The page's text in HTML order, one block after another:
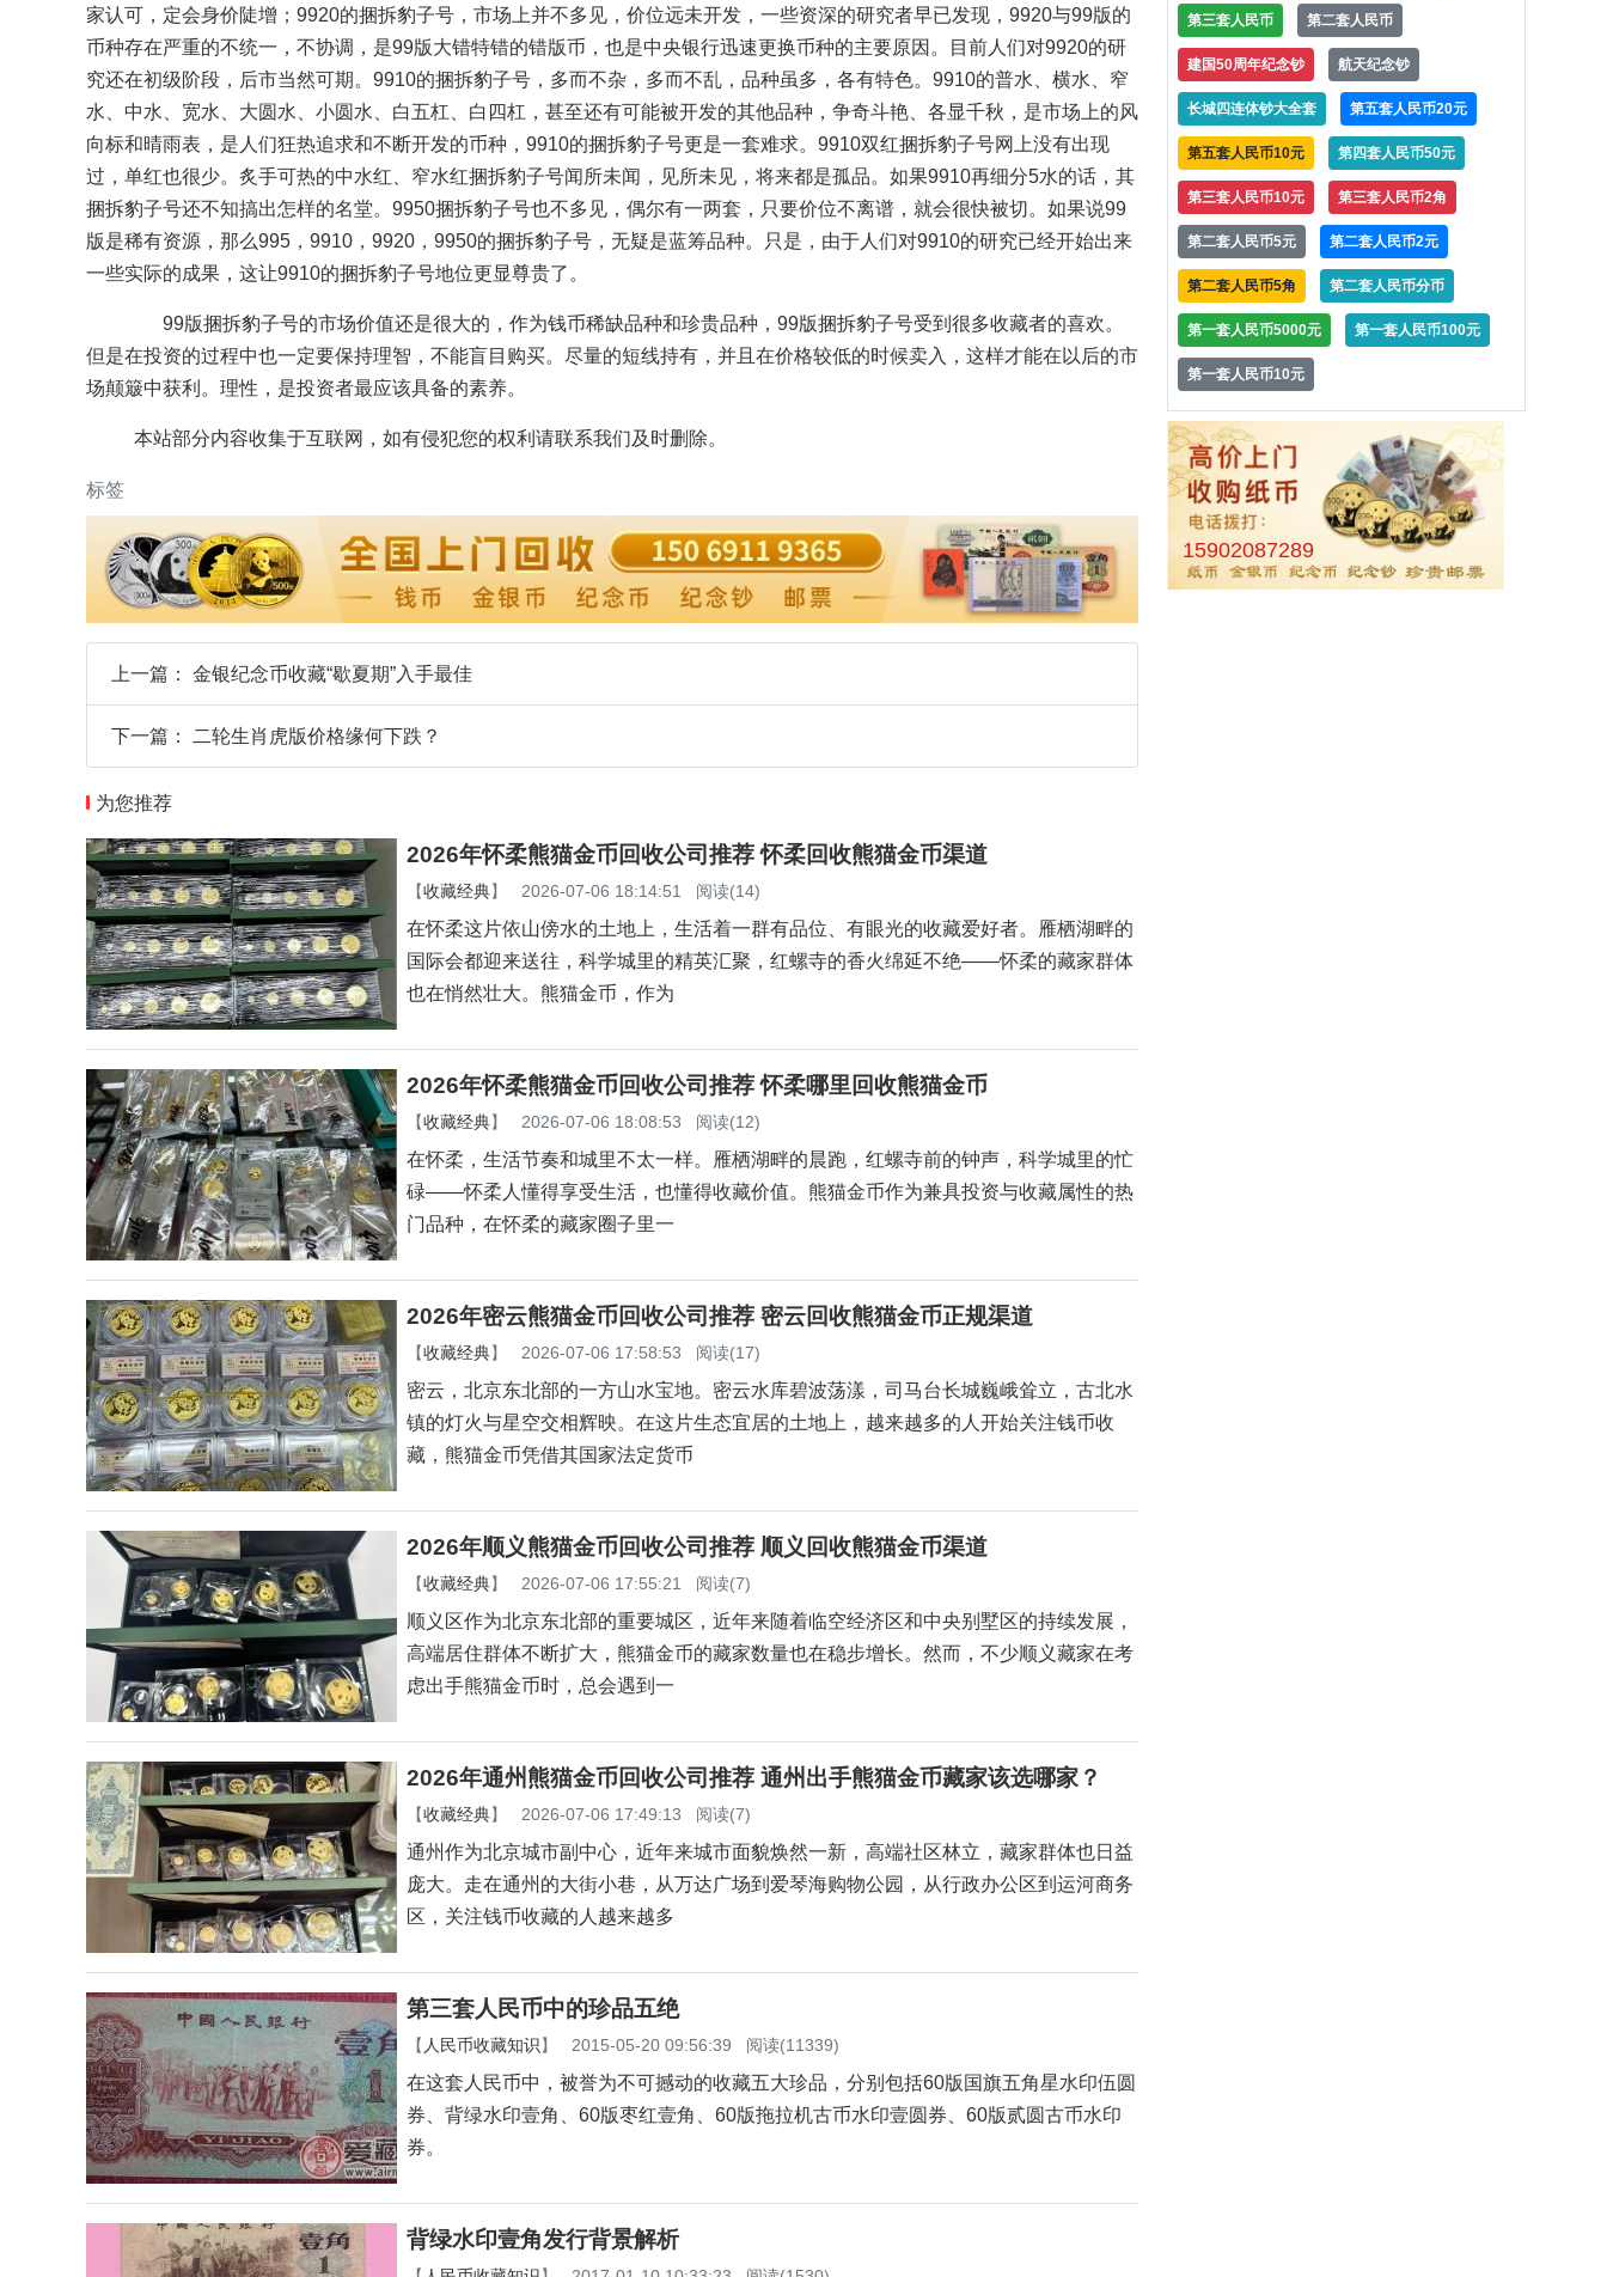
家认可，定会身价陡增；9920的捆拆豹子号，市场上并不多见，价位远未开发，一些资深的研究者早已发现，9920与99版的
币种存在严重的不统一，不协调，是99版大错特错的错版币，也是中央银行迅速更换币种的主要原因。目前人们对9920的研
究还在初级阶段，后市当然可期。9910的捆拆豹子号，多而不杂，多而不乱，品种虽多，各有特色。9910的普水、横水、窄
水、中水、宽水、大圆水、小圆水、白五杠、白四杠，甚至还有可能被开发的其他品种，争奇斗艳、各显千秋，是市场上的风
向标和晴雨表，是人们狂热追求和不断开发的币种，9910的捆拆豹子号更是一套难求。9910双红捆拆豹子号网上没有出现
过，单红也很少。炙手可热的中水红、窄水红捆拆豹子号闻所未闻，见所未见，将来都是孤品。如果9910再细分5水的话，其
捆拆豹子号还不知搞出怎样的名堂。9950捆拆豹子号也不多见，偶尔有一两套，只要价位不离谱，就会很快被切。如果说99
版是稀有资源，那么995，9910，9920，9950的捆拆豹子号，无疑是蓝筹品种。只是，由于人们对9910的研究已经开始出来
一些实际的成果，这让9910的捆拆豹子号地位更显尊贵了。
99版捆拆豹子号的市场价值还是很大的，作为钱币稀缺品种和珍贵品种，99版捆拆豹子号受到很多收藏者的喜欢。
但是在投资的过程中也一定要保持理智，不能盲目购买。尽量的短线持有，并且在价格较低的时候卖入，这样才能在以后的市
场颠簸中获利。理性，是投资者最应该具备的素养。
本站部分内容收集于互联网，如有侵犯您的权利请联系我们及时删除。
标签
上一篇： 金银纪念币收藏“歇夏期”入手最佳
下一篇： 二轮生肖虎版价格缘何下跌？
为您推荐
2026年怀柔熊猫金币回收公司推荐 怀柔回收熊猫金币渠道
【收藏经典】 2026-07-06 18:14:51 阅读(14)
在怀柔这片依山傍水的土地上，生活着一群有品位、有眼光的收藏爱好者。雁栖湖畔的
国际会都迎来送往，科学城里的精英汇聚，红螺寺的香火绵延不绝——怀柔的藏家群体
也在悄然壮大。熊猫金币，作为
2026年怀柔熊猫金币回收公司推荐 怀柔哪里回收熊猫金币
【收藏经典】 2026-07-06 18:08:53 阅读(12)
在怀柔，生活节奏和城里不太一样。雁栖湖畔的晨跑，红螺寺前的钟声，科学城里的忙
碌——怀柔人懂得享受生活，也懂得收藏价值。熊猫金币作为兼具投资与收藏属性的热
门品种，在怀柔的藏家圈子里一
2026年密云熊猫金币回收公司推荐 密云回收熊猫金币正规渠道
【收藏经典】 2026-07-06 17:58:53 阅读(17)
密云，北京东北部的一方山水宝地。密云水库碧波荡漾，司马台长城巍峨耸立，古北水
镇的灯火与星空交相辉映。在这片生态宜居的土地上，越来越多的人开始关注钱币收
藏，熊猫金币凭借其国家法定货币
2026年顺义熊猫金币回收公司推荐 顺义回收熊猫金币渠道
【收藏经典】 2026-07-06 17:55:21 阅读(7)
顺义区作为北京东北部的重要城区，近年来随着临空经济区和中央别墅区的持续发展，
高端居住群体不断扩大，熊猫金币的藏家数量也在稳步增长。然而，不少顺义藏家在考
虑出手熊猫金币时，总会遇到一
2026年通州熊猫金币回收公司推荐 通州出手熊猫金币藏家该选哪家？
【收藏经典】 2026-07-06 17:49:13 阅读(7)
通州作为北京城市副中心，近年来城市面貌焕然一新，高端社区林立，藏家群体也日益
庞大。走在通州的大街小巷，从万达广场到爱琴海购物公园，从行政办公区到运河商务
区，关注钱币收藏的人越来越多
第三套人民币中的珍品五绝
【 人民币收藏知识】 2015-05-20 09:56:39 阅读(11339)
在这套人民币中，被誉为不可撼动的收藏五大珍品，分别包括60版国旗五角星水印伍圆
券、背绿水印壹角、60版枣红壹角、60版拖拉机古币水印壹圆券、60版贰圆古币水印
券。
背绿水印壹角发行背景解析
第三套人民币 第二套人民币
建国50周年纪念钞 航天纪念钞
长城四连体钞大全套 第五套人民币20元
第五套人民币10元 第四套人民币50元
第三套人民币10元 第三套人民币2角
第二套人民币5元 第二套人民币2元
第二套人民币5角 第二套人民币分币
第一套人民币5000元 第一套人民币100元
第一套人民币10元
15902087289